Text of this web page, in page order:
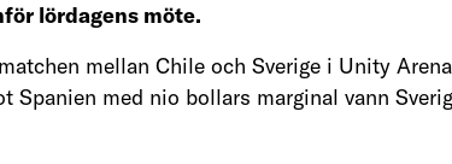
lördagens möte.
mellan Chile och Sverige i Unity
Spanien med nio bollars marginal vann